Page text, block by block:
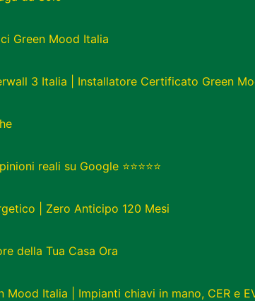
Green Mood Italia
3 Italia | Installatore Certificato Green
reali su Google ⭐⭐⭐⭐⭐
| Zero Anticipo 120 Mesi
della Tua Casa Ora
Italia | Impianti chiavi in mano, CER e